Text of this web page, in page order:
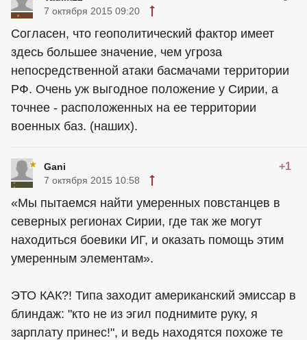
7 октября 2015 09:20
Согласен, что геополитический фактор имеет
здесь большее значение, чем угроза
непосредственной атаки басмачами территории
РФ. Очень уж выгодное положение у Сирии, а
точнее - расположенных на ее территории
военных баз. (наших).
Gani +1
7 октября 2015 10:58
«Мы пытаемся найти умеренных повстанцев в
северных регионах Сирии, где так же могут
находиться боевики ИГ, и оказать помощь этим
умеренным элементам».
ЭТО КАК?! Типа заходит американский эмиссар в
блиндаж: "кто не из эгил поднимите руку, я
зарплату принес!", и ведь находятся похоже те